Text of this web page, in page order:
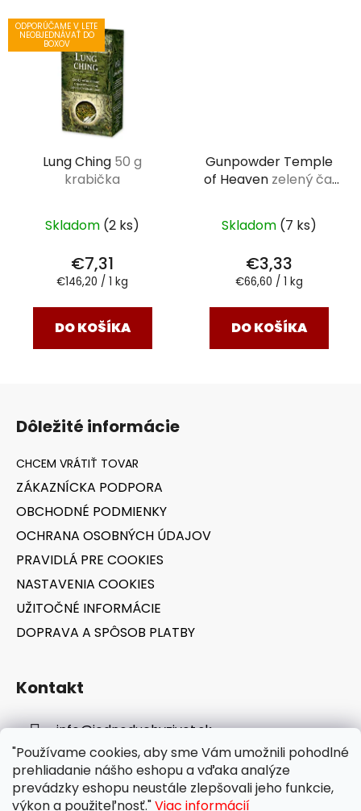
"Používame cookies, aby sme Vám umožnili pohodlné
prehliadanie nášho eshopu a vďaka analýze
prevádzky eshopu neustále zlepšovali jeho funkcie,
výkon a použiteľnosť."Viac informácií
ODPORÚČAME V LETE
NEOBJEDNÁVAŤ DO
BOXOV
Lung Ching 50 g
krabička
Skladom (2 ks)
€7,31
Jednotková
€146,20 / 1 kg
DO KOŠÍKA
Gunpowder Temple
of Heaven zelený čaj
Skladom (7 ks)
€3,33
Jednotková
€66,60 / 1 kg
DO KOŠÍKA
Dôležité informácie
ZÁKAZNÍCKA PODPORA
OBCHODNÉ PODMIENKY
OCHRANA OSOBNÝCH ÚDAJOV
PRAVIDLÁ PRE COOKIES
NASTAVENIA COOKIES
UŽITOČNÉ INFORMÁCIE
DOPRAVA A SPÔSOB PLATBY
Kontakt
info@jednoduchyzivot.sk
E-shop: 0948 647 767